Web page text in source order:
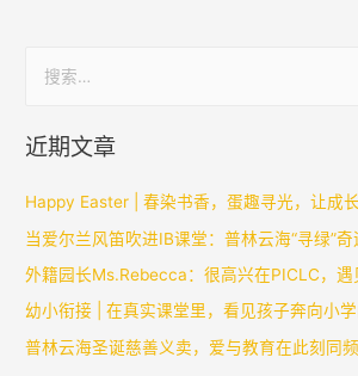
近期文章
Happy Easter | 春染书香，蛋趣寻光，让成
当爱尔兰风笛吹进IB课堂：普林云海“寻绿”奇
外籍园长Ms.Rebecca：很高兴在PICLC，遇
幼小衔接 | 在真实课堂里，看见孩子奔向小
普林云海圣诞慈善义卖，爱与教育在此刻同频